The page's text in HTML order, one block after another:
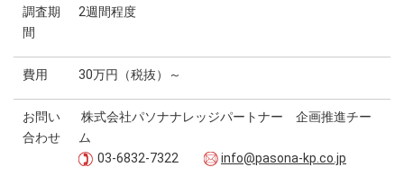
調査期
間
2週間程度
費用 30万円（税抜）～
お問い
合わせ
株式会社パソナナレッジパートナー 企画推進チー
ム
03-6832-7322
info@pasona-kp.co.jp